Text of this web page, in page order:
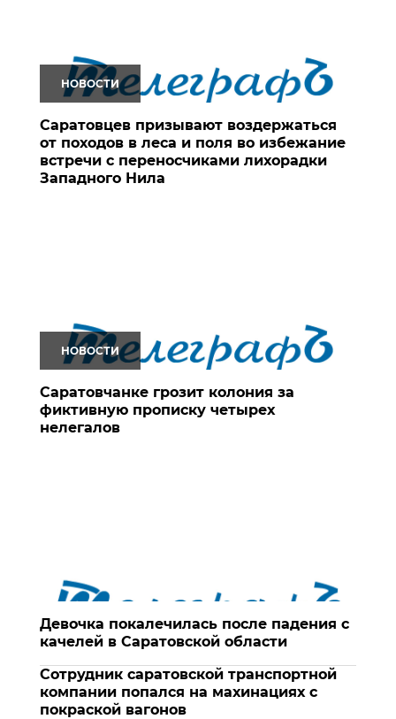
НОВОСТИ
Саратовцев призывают воздержаться
от походов в леса и поля во избежание
встречи с переносчиками лихорадки
Западного Нила
НОВОСТИ
Саратовчанке грозит колония за
фиктивную прописку четырех
нелегалов
Девочка покалечилась после падения с
качелей в Саратовской области
Сотрудник саратовской транспортной
компании попался на махинациях с
покраской вагонов